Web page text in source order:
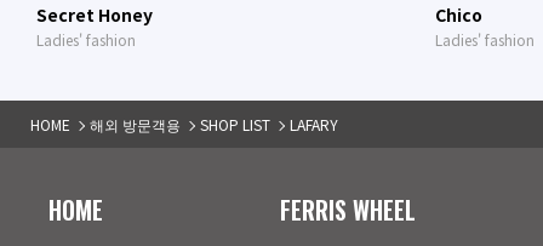
Secret Honey
Ladies' fashion
Chico
Ladies' fashion
HOME 해외 방문객용 SHOP LIST LAFARY
HOME
FERRIS WHEEL